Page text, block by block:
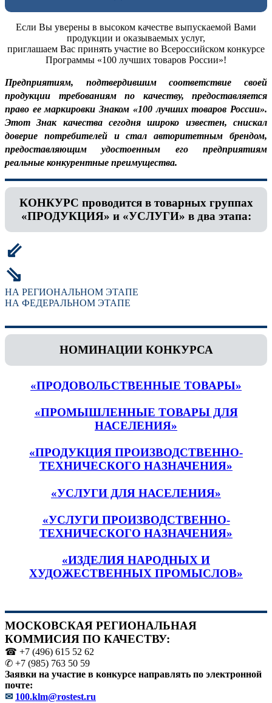
Если Вы уверены в высоком качестве выпускаемой Вами
продукции и оказываемых услуг,
приглашаем Вас принять участие во Всероссийском конкурсе
Программы «100 лучших товаров России»!
Предприятиям, подтвердившим соответствие своей
продукции требованиям по качеству, предоставляется
право ее маркировки Знаком «100 лучших товаров России».
Этот Знак качества сегодня широко известен, снискал
доверие потребителей и стал авторитетным брендом,
предоставляющим удостоенным его предприятиям
реальные конкурентные преимущества.
КОНКУРС проводится в товарных группах
«ПРОДУКЦИЯ» и «УСЛУГИ» в два этапа:
⇙
⇘
НА РЕГИОНАЛЬНОМ ЭТАПЕ
НА ФЕДЕРАЛЬНОМ ЭТАПЕ
НОМИНАЦИИ КОНКУРСА
«ПРОДОВОЛЬСТВЕННЫЕ ТОВАРЫ»
«ПРОМЫШЛЕННЫЕ ТОВАРЫ ДЛЯ
НАСЕЛЕНИЯ»
«ПРОДУКЦИЯ ПРОИЗВОДСТВЕННО-
ТЕХНИЧЕСКОГО НАЗНАЧЕНИЯ»
«УСЛУГИ ДЛЯ НАСЕЛЕНИЯ»
«УСЛУГИ ПРОИЗВОДСТВЕННО-
ТЕХНИЧЕСКОГО НАЗНАЧЕНИЯ»
«ИЗДЕЛИЯ НАРОДНЫХ И
ХУДОЖЕСТВЕННЫХ ПРОМЫСЛОВ»
МОСКОВСКАЯ РЕГИОНАЛЬНАЯ
КОММИСИЯ ПО КАЧЕСТВУ:
☎ +7 (496) 615 52 62
✆ +7 (985) 763 50 59
Заявки на участие в конкурсе направлять по электронной
почте:
✉ 100.klm@rostest.ru